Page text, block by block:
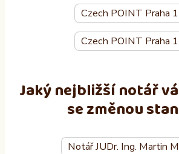
Czech POINT Praha
Czech POINT Praha
Jaký nejbližší notář
se změnou
Notář JUDr. Ing. Martin